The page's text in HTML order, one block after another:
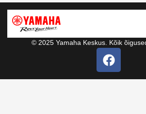
© 2025 Yamaha Keskus. Kõik